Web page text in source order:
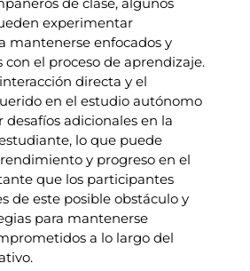
experimentar
mantenerse enfocados y
el proceso de aprendizaje.
directa y el
en el estudio autónomo
adicionales en la
lo que puede
y progreso en el
que los participantes
de este posible obstáculo y
para mantenerse
a lo largo del